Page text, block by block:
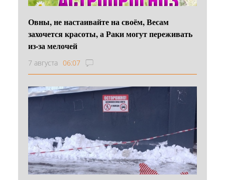
Овны, не настаивайте на своём, Весам
захочется красоты, а Раки могут переживать
из-за мелочей
7 августа 06:07